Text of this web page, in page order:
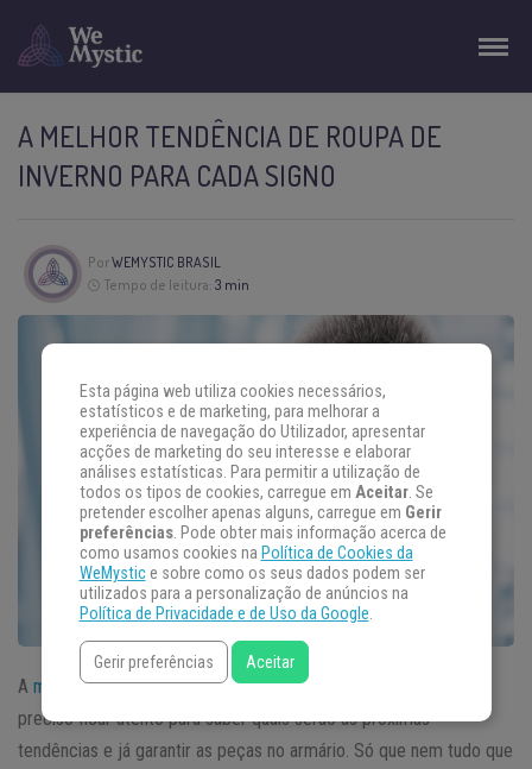
A MELHOR TENDÊNCIA DE ROUPA DE
INVERNO PARA CADA SIGNO
PorWEMYSTIC BRASIL
Tempo de leitura: 3 min
A moda
vive mudando e quem gosta deste universo sabe que é
preciso ficar atento para saber quais serão as próximas
tendências e já garantir as peças no armário. Só que nem tudo que
Esta página web utiliza cookies necessários,
estatísticos e de marketing, para melhorar a
experiência de navegação do Utilizador, apresentar
acções de marketing do seu interesse e elaborar
análises estatísticas. Para permitir a utilização de
todos os tipos de cookies, carregue em Aceitar. Se
pretender escolher apenas alguns, carregue em Gerir
preferências. Pode obter mais informação acerca de
como usamos cookies na Política de Cookies da
WeMystice sobre como os seus dados podem ser
utilizados para a personalização de anúncios na
Política de Privacidade e de Uso da Google.
Gerir preferências Aceitar